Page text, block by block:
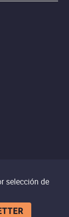
selección de